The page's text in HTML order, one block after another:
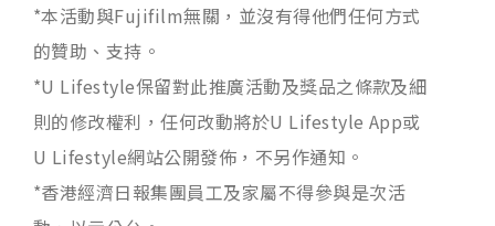
*本活動與Fujifilm無關，並沒有得他們任何方式
的贊助、支持。
*U Lifestyle保留對此推廣活動及獎品之條款及細
則的修改權利，任何改動將於U Lifestyle App或
U Lifestyle網站公開發佈，不另作通知。
*香港經濟日報集團員工及家屬不得參與是次活